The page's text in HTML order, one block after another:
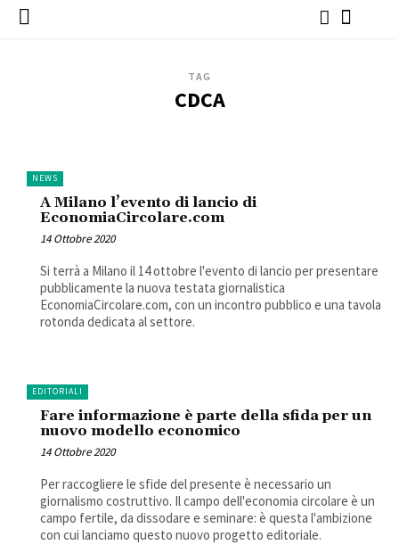
TAG
CDCA
NEWS
A Milano l’evento di lancio di
EconomiaCircolare.com
14 Ottobre 2020
Si terrà a Milano il 14 ottobre l'evento di lancio per presentare
pubblicamente la nuova testata giornalistica
EconomiaCircolare.com, con un incontro pubblico e una tavola
rotonda dedicata al settore.
EDITORIALI
Fare informazione è parte della sfida per un
nuovo modello economico
14 Ottobre 2020
Per raccogliere le sfide del presente è necessario un
giornalismo costruttivo. Il campo dell'economia circolare è un
campo fertile, da dissodare e seminare: è questa l'ambizione
con cui lanciamo questo nuovo progetto editoriale.